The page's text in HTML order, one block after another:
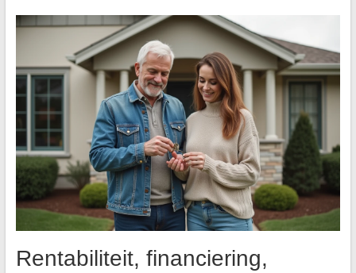
Rentabiliteit, financiering,